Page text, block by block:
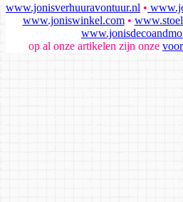
www.jonisverhuuravontuur.nl •
www.joniswinkel.com•
op al onze artikelen zijn onze